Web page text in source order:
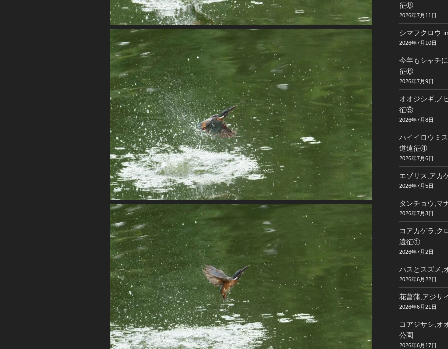
征⑧
2026年7月11日
シマフクロウ
2026年7月10日
今年もシャチ
征⑥
2026年7月9日
オオジシギ,ノ
征⑤
2026年7月8日
ハイイロウミ
道遠征④
2026年7月6日
エゾリス,アカ
2026年7月5日
タンチョウ,マ
2026年7月3日
コアカゲラ,ク
遠征①
2026年7月2日
ハスとスズメ,
2026年6月22日
花菖蒲,アジサ
2026年6月21日
コアジサシ,オ
公園
2026年6月17日